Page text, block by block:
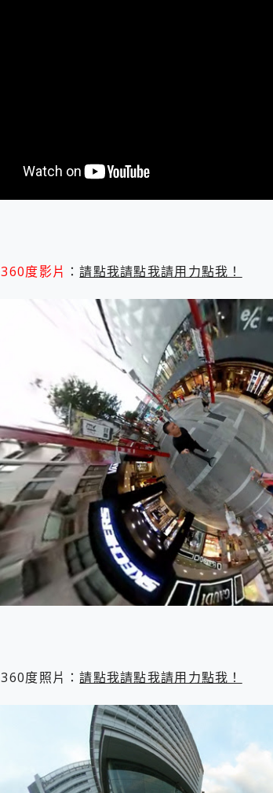
小體積 40000mAh 超大容量 一次充5個設備
97.3% 恢復率，資料救援就是這麼簡單
Xiaomi 14 Ultra 開箱 評測~ 有深度的 Leica
人像旗艦 vivo V30 系列 開箱 評測! 首搭蔡司
一吸完美對位 擁有超強吸力與超好用的隱磁
OPPO 哈蘇 300mm 專業增距鏡實測：Find
Motorola edge 70 pro 及 moto g37 power上
360度影片 ：請點我請點我請用力點我！
度照片：請點我請點我請用力點我！